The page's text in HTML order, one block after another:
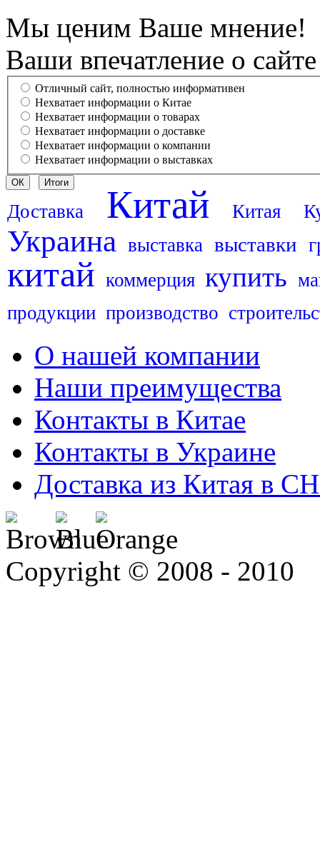
Мы ценим Ваше мнение!
Ваши впечатление о сайте
Отличный сайт, полностью информативен
Нехватает информации о Китае
Нехватает информации о товарах
Нехватает информации о доставке
Нехватает информации о компании
Нехватает информации о выставках
Доставка Китай Китая
Украина выставка выставки
китай коммерция купить
продукции производство
О нашей компании
Наши преимущества
Контакты в Китае
Контакты в Украине
Доставка из Китая в
Copyright © 2008 - 2010